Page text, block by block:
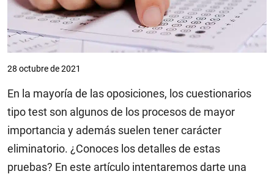
28 octubre de 2021
En la mayoría de las oposiciones, los cuestionarios
tipo test son algunos de los procesos de mayor
importancia y además suelen tener carácter
eliminatorio. ¿Conoces los detalles de estas
pruebas? En este artículo intentaremos darte una